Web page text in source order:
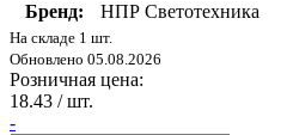
Бренд:
НПР Светотехника
На складе 1 шт.
Обновлено 05.08.2026
Розничная цена:
18.43 / шт.
-